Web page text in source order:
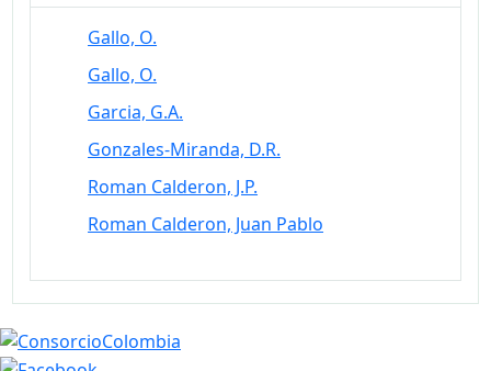
Gallo, O.
Gallo, O.
Garcia, G.A.
Gonzales-Miranda, D.R.
Roman Calderon, J.P.
Roman Calderon, Juan Pablo